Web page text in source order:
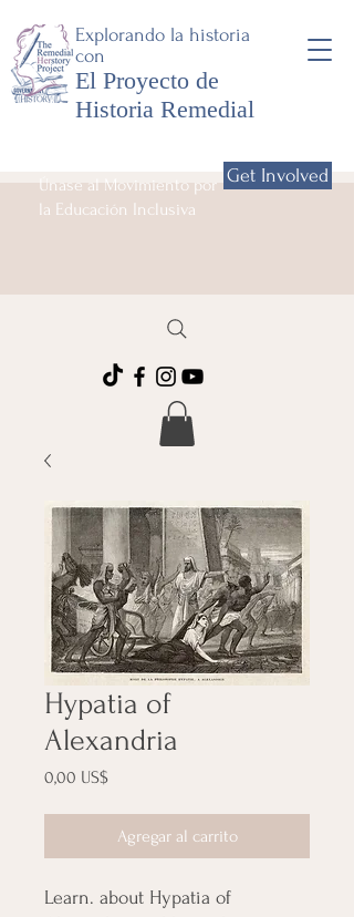
Explorando la historia
con
El Proyecto de
Historia Remedial
Únase al Movimiento por
la Educación Inclusiva
Get Involved
Hypatia of
Alexandria
0,00 US$Precio
Agregar al carrito
Learn. about Hypatia of